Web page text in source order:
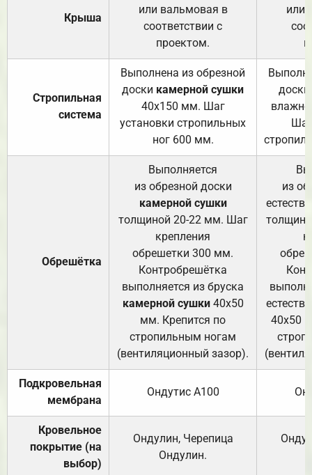
Крыша
или вальмовая в
соответствии с
проектом.
или
Стропильная
система
Выполнена из обрезной
доски камерной сушки
40х150 мм. Шаг
установки стропильных
ног 600 мм.
доски
Обрешётка
Выполняется
из обрезной доски
камерной сушки
толщиной 20-22 мм. Шаг
крепления
обрешетки 300 мм.
Контробрешётка
выполняется из бруска
камерной сушки40х50
мм. Крепится по
стропильным ногам
(вентиляционный зазор).
из
40х50
Подкровельная
мембрана
Ондутис А100
Кровельное
покрытие (на
выбор)
Ондулин, Черепица
Ондулин.